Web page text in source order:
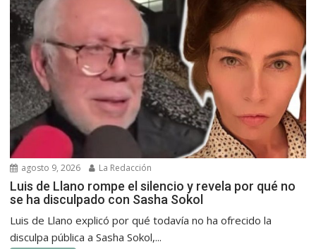
agosto 9, 2026 La Redacción
Luis de Llano rompe el silencio y revela por qué no
se ha disculpado con Sasha Sokol
Luis de Llano explicó por qué todavía no ha ofrecido la
disculpa pública a Sasha Sokol,...